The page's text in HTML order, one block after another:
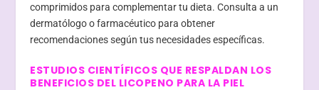
comprimidos para complementar tu dieta. Consulta a un
dermatólogo o farmacéutico para obtener
recomendaciones según tus necesidades específicas.
ESTUDIOS CIENTÍFICOS QUE RESPALDAN LOS
BENEFICIOS DEL LICOPENO PARA LA PIEL